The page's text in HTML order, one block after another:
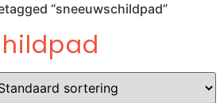
“sneeuwschildpad”